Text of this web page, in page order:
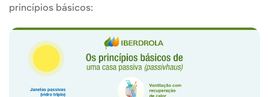
princípios básicos: